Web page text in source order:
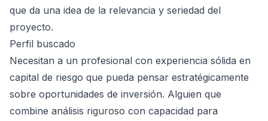
que da una idea de la relevancia y seriedad del
proyecto.
Perfil buscado
Necesitan a un profesional con experiencia sólida en
capital de riesgo que pueda pensar estratégicamente
sobre oportunidades de inversión. Alguien que
combine análisis riguroso con capacidad para